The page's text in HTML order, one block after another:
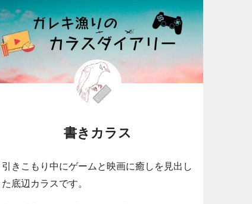
書きカラス
引きこもり中にゲームと映画に癒しを見出し
た底辺カラスです。